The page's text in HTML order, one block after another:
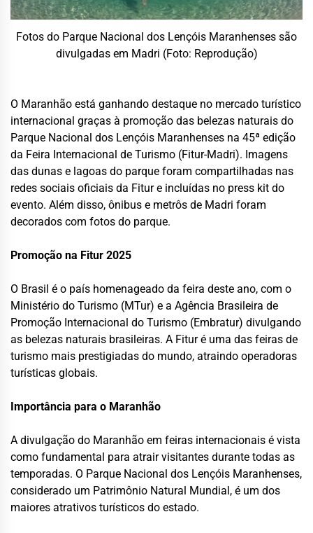
Fotos do Parque Nacional dos Lençóis Maranhenses são
divulgadas em Madri (Foto: Reprodução)
O Maranhão está ganhando destaque no mercado turístico
internacional graças à promoção das belezas naturais do
Parque Nacional dos Lençóis Maranhenses na 45ª edição
da Feira Internacional de Turismo (Fitur-Madri). Imagens
das dunas e lagoas do parque foram compartilhadas nas
redes sociais oficiais da Fitur e incluídas no press kit do
evento. Além disso, ônibus e metrôs de Madri foram
decorados com fotos do parque.
Promoção na Fitur 2025
O Brasil é o país homenageado da feira deste ano, com o
Ministério do Turismo (MTur) e a Agência Brasileira de
Promoção Internacional do Turismo (Embratur) divulgando
as belezas naturais brasileiras. A Fitur é uma das feiras de
turismo mais prestigiadas do mundo, atraindo operadoras
turísticas globais.
Importância para o Maranhão
A divulgação do Maranhão em feiras internacionais é vista
como fundamental para atrair visitantes durante todas as
temporadas. O Parque Nacional dos Lençóis Maranhenses,
considerado um Patrimônio Natural Mundial, é um dos
maiores atrativos turísticos do estado.